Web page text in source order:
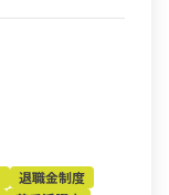
退職金制度